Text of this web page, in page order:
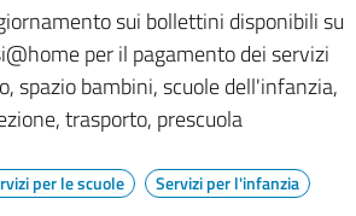
sui bollettini disponibili su
per il pagamento dei servizi
spazio bambini, scuole dell'infanzia,
trasporto, prescuola
per le scuole Servizi per l'infanzia